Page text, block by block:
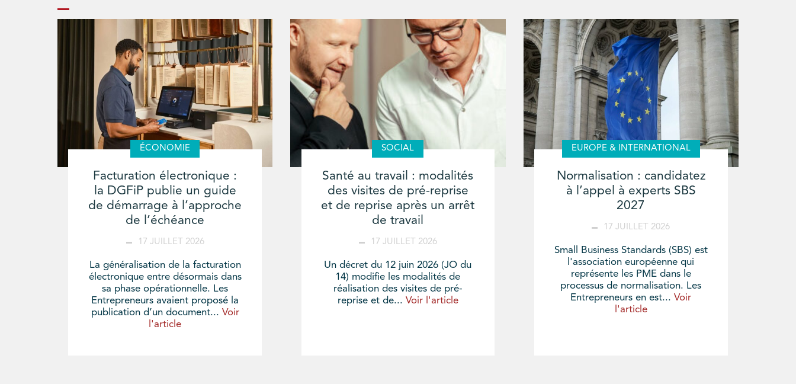
ÉCONOMIE
Facturation électronique :
la DGFiP publie un guide
de démarrage à l’approche
de l’échéance
17 JUILLET 2026
La généralisation de la facturation
électronique entre désormais dans
sa phase opérationnelle. Les
Entrepreneurs avaient proposé la
publication d’un document... Voir
l'article
SOCIAL
Santé au travail : modalités
des visites de pré-reprise
et de reprise après un arrêt
de travail
17 JUILLET 2026
Un décret du 12 juin 2026 (JO du
14) modifie les modalités de
réalisation des visites de pré-
reprise et de... Voir l'article
EUROPE & INTERNATIONAL
Normalisation : candidatez
à l’appel à experts SBS
2027
17 JUILLET 2026
Small Business Standards (SBS) est
l'association européenne qui
représente les PME dans le
processus de normalisation. Les
Entrepreneurs en est...Voir
l'article